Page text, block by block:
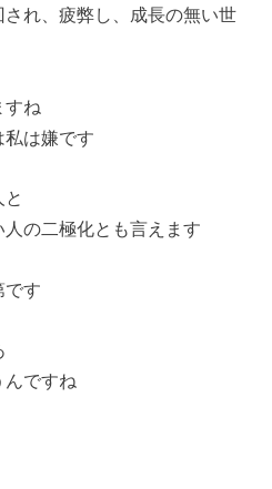
れ、疲弊し、成長の無い世
すね
私は嫌です
の二極化とも言えます
です
んですね